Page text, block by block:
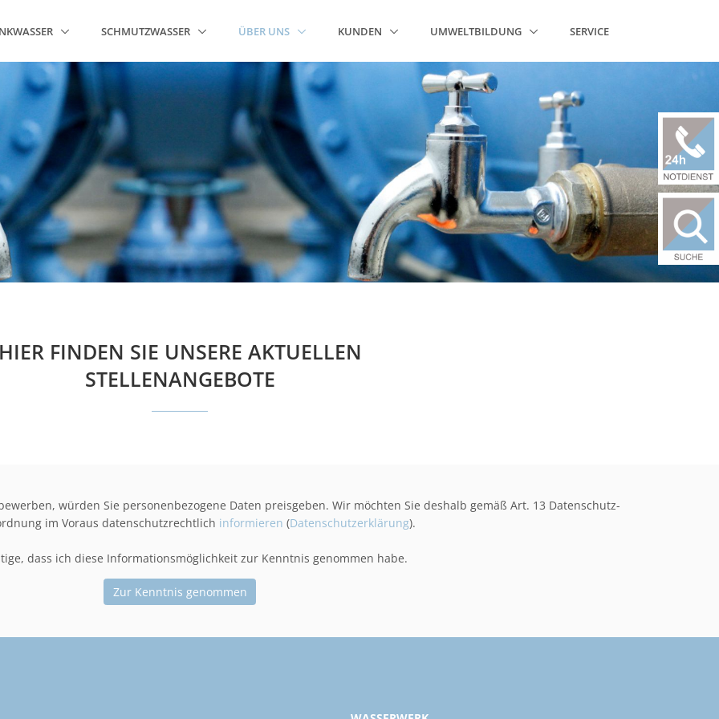
SCHMUTZWASSER ÜBER UNS KUNDEN UMWELTBILDUNG SERVICE
FINDEN SIE UNSERE AKTUELLEN
STELLENANGEBOTE
würden Sie personenbezogene Daten preisgeben. Wir möchten Sie deshalb gemäß Art. 13 Datenschutz-
im Voraus datenschutzrechtlich informieren (Datenschutzerklärung).
dass ich diese Informationsmöglichkeit zur Kenntnis genommen habe.
Zur Kenntnis genommen